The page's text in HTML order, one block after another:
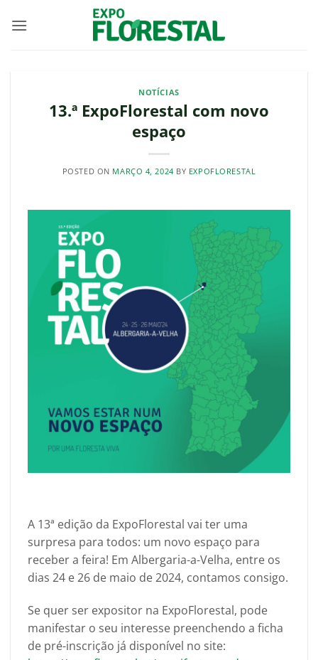
NOTÍCIAS
13.ª ExpoFlorestal com novo
espaço
POSTED ON MARÇO 4, 2024 BY EXPOFLORESTAL
A 13ª edição da ExpoFlorestal vai ter uma
surpresa para todos: um novo espaço para
receber a feira! Em Albergaria-a-Velha, entre os
dias 24 e 26 de maio de 2024, contamos consigo.
Se quer ser expositor na ExpoFlorestal, pode
manifestar o seu interesse preenchendo a ficha
de pré-inscrição já disponível no site: